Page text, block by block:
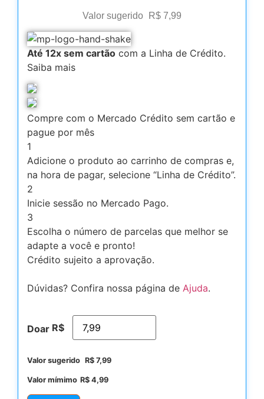
Valor sugerido R$ 7,99
Até 12x sem cartão com a Linha de Crédito.
Saiba mais
Compre com o Mercado Crédito sem cartão e
pague por mês
1
Adicione o produto ao carrinho de compras e,
na hora de pagar, selecione “Linha de Crédito”.
2
Inicie sessão no Mercado Pago.
3
Escolha o número de parcelas que melhor se
adapte a você e pronto!
Crédito sujeito a aprovação.
Dúvidas? Confira nossa página de Ajuda.
Doar R$
Valor sugerido R$ 7,99
Valor mímimo R$ 4,99